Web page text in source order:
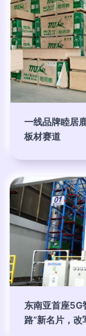
一线品牌睦居
板材赛道
东南亚首座5G
路”新名片，